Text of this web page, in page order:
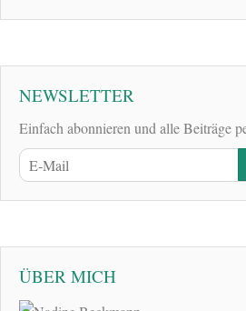
NEWSLETTER
Einfach abonnieren und alle Beiträge
ÜBER MICH